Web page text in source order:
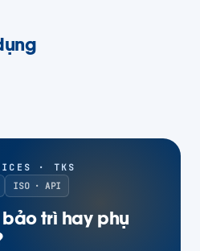
· TKS
ISO · API
trì hay phụ